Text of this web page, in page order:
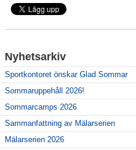
Kalender
Kvalitetsklubb
Nyhetsarkiv
Sportkontoret önskar Glad Sommar
Sommaruppehåll 2026!
Sommarcamps 2026
Sammanfattning av Mälarserien
Mälarserien 2026